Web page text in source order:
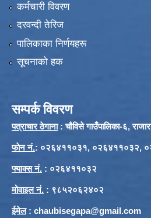
कर्मचारी विवरण
दरवन्दी तेरिज
पालिकाका निर्णयहरू
सूचनाको हक
सम्पर्क विवरण
पत्राचार ठेगाना: चौविसे गाउँपालिका-६,
फाेन नं.: ०२६४११०३१, ०२६४११०३२,
फ्याक्स नं. : ०२६४११०३२
मोवाइल नं. : ९८५२०६२४०२
ईमेल: chaubisegapa@gmail.com